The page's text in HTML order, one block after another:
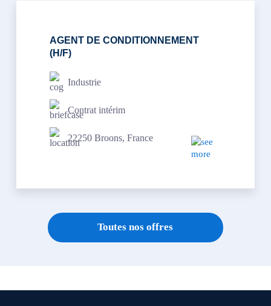
AGENT DE CONDITIONNEMENT
(H/F)
Industrie
Contrat intérim
22250 Broons, France
Toutes nos offres